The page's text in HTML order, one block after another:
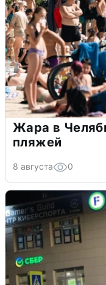
Жара в
пляжей
8 августа 0